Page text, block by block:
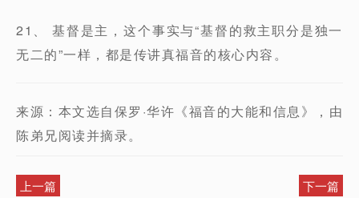
21、 基督是主，这个事实与“基督的救主职分是独一
无二的”一样，都是传讲真福音的核心内容。
来源：本文选自保罗·华许《福音的大能和信息》，由
陈弟兄阅读并摘录。
上一篇 下一篇